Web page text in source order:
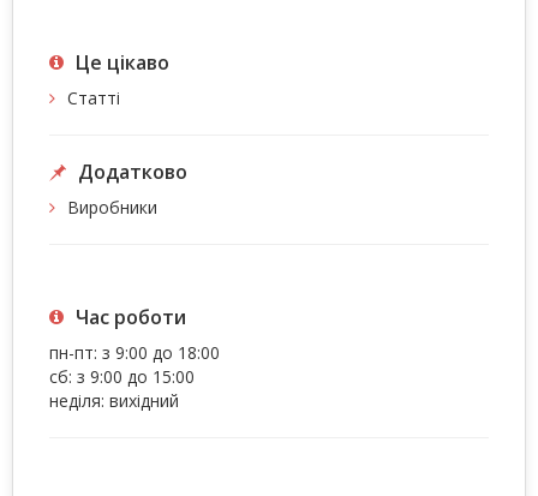
Це цiкаво
Статті
Додатково
Виробники
Час роботи
пн-пт: з 9:00 до 18:00
сб: з 9:00 до 15:00
неділя: вихідний